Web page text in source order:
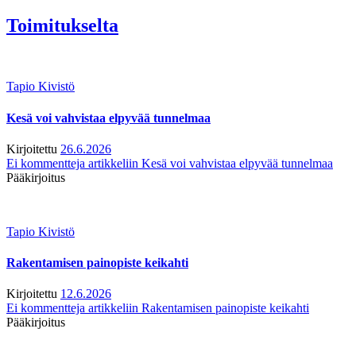
Toimitukselta
Tapio Kivistö
Kesä voi vahvistaa elpyvää tunnelmaa
Kirjoitettu 26.6.2026
Ei kommentteja artikkeliin Kesä voi vahvistaa elpyvää tunnelmaa
Pääkirjoitus
Tapio Kivistö
Rakentamisen painopiste keikahti
Kirjoitettu 12.6.2026
Ei kommentteja artikkeliin Rakentamisen painopiste keikahti
Pääkirjoitus